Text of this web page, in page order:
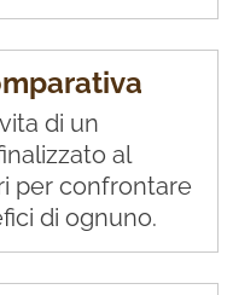
di un
al
per confrontare
di ognuno.